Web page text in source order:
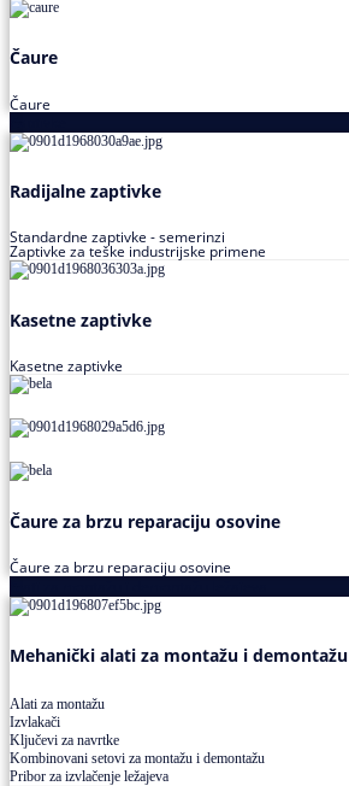
Čaure
Čaure
Radijalne zaptivke
Standardne zaptivke - semerinzi
Zaptivke za teške industrijske primene
Kasetne zaptivke
Kasetne zaptivke
Čaure za brzu reparaciju osovine
Čaure za brzu reparaciju osovine
Mehanički alati za montažu i demontažu
Alati za montažu
Izvlakači
Ključevi za navrtke
Kombinovani setovi za montažu i demontažu
Pribor za izvlačenje ležajeva